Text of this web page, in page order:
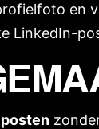
en
LinkedIn-